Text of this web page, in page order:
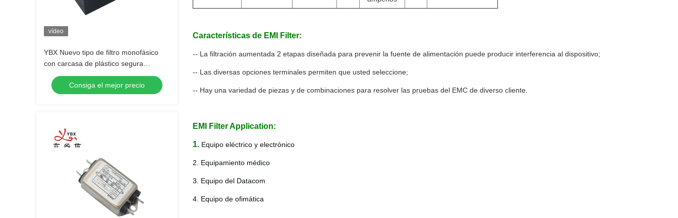
vídeo
YBX Nuevo tipo de filtro monofásico
con carcasa de plástico segura
EMI/EMC Filtro con cubierta de bloque
terminalConsiga el mejor precio
Características de EMI Filter:
-- La filtración aumentada 2 etapas diseñada para prevenir la fuente de alimentación puede producir interferencia al dispositivo;
-- Las diversas opciones terminales permiten que usted seleccione;
-- Hay una variedad de piezas y de combinaciones para resolver las pruebas del EMC de diverso cliente.
EMI Filter Application:
1. Equipo eléctrico y electrónico
2. Equipamiento médico
3. Equipo del Datacom
4. Equipo de ofimática